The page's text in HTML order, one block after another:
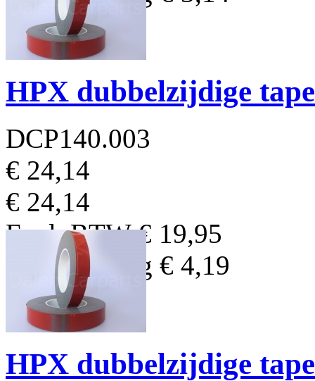
HPX dubbelzijdige
DCP140.003
€ 24,14
€ 24,14
Excl. BTW€ 19,95
BTW Bedrag € 4,19
HPX dubbelzijdige